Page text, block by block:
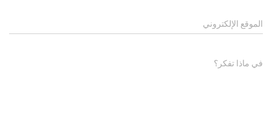
الموقع الإلكتروني
في ماذا تفكر؟